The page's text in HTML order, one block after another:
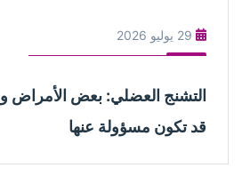
29 يوليو 2026
التشنج العضلي: بعض الأمراض
قد تكون مسؤولة عنها